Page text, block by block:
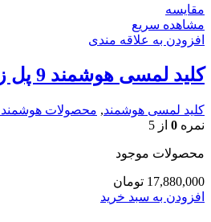
مقایسه
مشاهده سریع
افزودن به علاقه مندی
کلید لمسی هوشمند 9 پل زیگبی
کلید لمسی هوشمند, محصولات هوشمند Benica
نمره 0 از 5
محصولات موجود
17,880,000 تومان
افزودن به سبد خرید